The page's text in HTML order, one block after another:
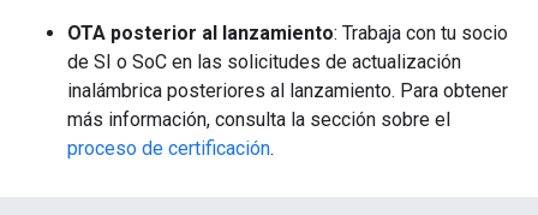
OTA posterior al lanzamiento: Trabaja con tu socio
de SI o SoC en las solicitudes de actualización
inalámbrica posteriores al lanzamiento. Para obtener
más información, consulta la sección sobre el
proceso de certificación.